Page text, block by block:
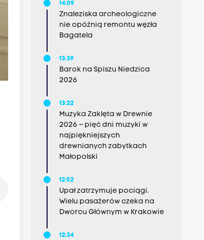
14:09
Znaleziska archeologiczne
nie opóźnią remontu węzła
Bagatela
13:39
Barok na Spiszu Niedzica
2026
13:22
Muzyka Zaklęta w Drewnie
2026 – pięć dni muzyki w
najpiękniejszych
drewnianych zabytkach
Małopolski
12:52
Upał zatrzymuje pociągi.
Wielu pasażerów czeka na
Dworcu Głównym w Krakowie
12:34